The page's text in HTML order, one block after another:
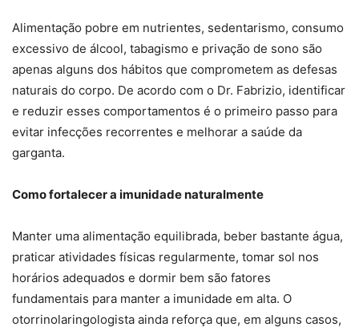
Alimentação pobre em nutrientes, sedentarismo, consumo
excessivo de álcool, tabagismo e privação de sono são
apenas alguns dos hábitos que comprometem as defesas
naturais do corpo. De acordo com o Dr. Fabrizio, identificar
e reduzir esses comportamentos é o primeiro passo para
evitar infecções recorrentes e melhorar a saúde da
garganta.
Como fortalecer a imunidade naturalmente
Manter uma alimentação equilibrada, beber bastante água,
praticar atividades físicas regularmente, tomar sol nos
horários adequados e dormir bem são fatores
fundamentais para manter a imunidade em alta. O
otorrinolaringologista ainda reforça que, em alguns casos,